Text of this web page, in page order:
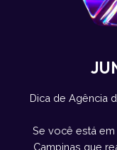
Dica de Agência
Se você está em
Campinas que